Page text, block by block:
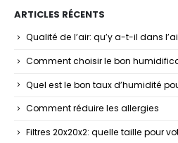
ARTICLES RÉCENTS
Qualité de l’air: qu’y a-t-il dans
Comment choisir le bon
Quel est le bon taux d’humidité
Comment réduire les allergies
Filtres 20x20x2: quelle taille pour